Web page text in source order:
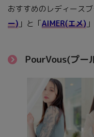
おすすめのレディース
ー) 」と「AIMER(エメ)
PourVous(プー